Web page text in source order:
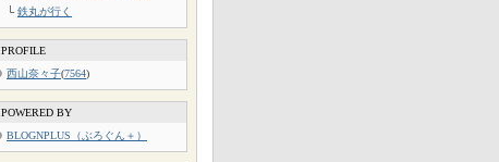
└ 鉄丸が行く
PROFILE
西山奈々子(7564)
POWERED BY
BLOGNPLUS（ぶろぐん＋）